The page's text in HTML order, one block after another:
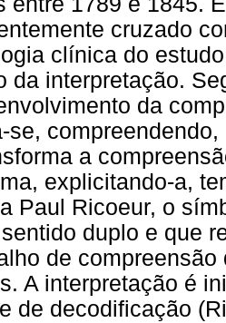
cruzado
clínica do
da interpretação.
da
se,
a
explicitando-a,
Paul Ricoeur, o
duplo e que
de
A interpretação é
de decodificação